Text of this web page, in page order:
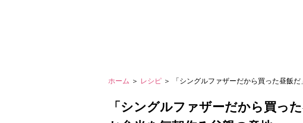
ホーム ＞ レシピ ＞ 「シングルファザーだから買った昼飯
「シングルファザーだから買